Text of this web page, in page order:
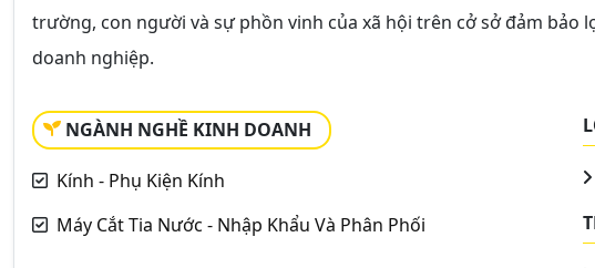
trường, con người và sự phồn vinh của xã hội trên cở sở đảm bảo
doanh nghiệp.
NGÀNH NGHỀ KINH DOANH
Kính - Phụ Kiện Kính
Máy Cắt Tia Nước - Nhập Khẩu Và Phân Phối